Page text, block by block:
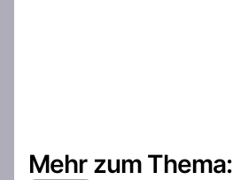
Mehr zum Thema: